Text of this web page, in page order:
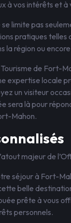
à vos intérêts et
limite pas
pratiques telles
la région ou
Tourisme de Fort-
expertise locale
un visiteur
sera là pour
Mahon.
majeur de
séjour à Fort-
belle
prête à vous
personnels.